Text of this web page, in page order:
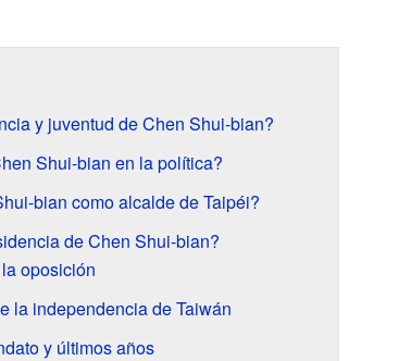
y juventud de Chen Shui-bian?
Shui-bian en la política?
bian como alcalde de Taipéi?
de Chen Shui-bian?
oposición
la independencia de Taiwán
y últimos años